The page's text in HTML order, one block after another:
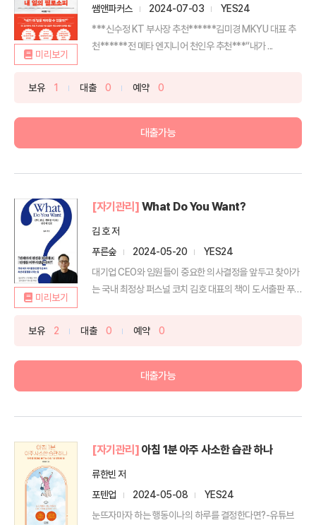
미리보기
쌤앤파커스
2024-07-03
YES24
***신수정 KT 부사장 추천******김미경 MKYU 대표 추
천******전 메타 엔지니어 천인우 추천***“내가 ...
보유 1 대출 0 예약 0
대출가능
미리보기
[자기관리] What Do You Want?
김 호 저
푸른숲
2024-05-20
YES24
대기업 CEO와 임원들이 중요한 의사결정을 앞두고 찾아가
는 국내 최정상 퍼스널 코치 김호 대표의 책이 도서출판 푸
보유 2 대출 0 예약 0
대출가능
[자기관리] 아침 1분 아주 사소한 습관 하나
류한빈 저
포텐업
2024-05-08
YES24
눈뜨자마자 하는 행동이나의 하루를 결정한다면?-유튜브